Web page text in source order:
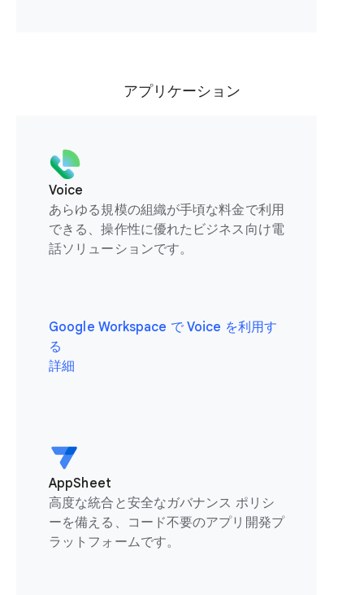
アプリケーション
Voice
あらゆる規模の組織が手頃な料金で利用
できる、操作性に優れたビジネス向け電
話ソリューションです。
Google Workspace で Voice を利用す
る
詳細
AppSheet
高度な統合と安全なガバナンス ポリシ
ーを備える、コード不要のアプリ開発プ
ラットフォームです。